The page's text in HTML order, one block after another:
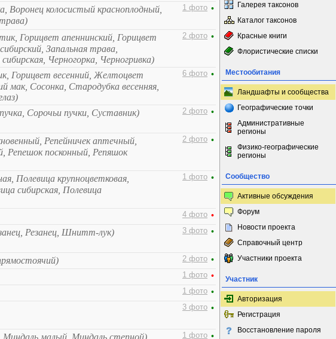
Воронец колосистый красноплодный,
1 фото •
Горицвет апеннинский, Горицвет
Запальная трава,
Черногорка, Черногривка)
2 фото •
Горицвет весенний, Желтоцвет
мак, Сосонка, Стародубка весенняя,
6 фото •
Сорочьи пучки, Суставник) 2 фото •
Репейничек аптечный,
Репешок посконный, Репяшок
2 фото •
Полевица крупноцветковая,
сибирская, Полевица
1 фото •
4 фото •
Резанец, Шнитт-лук) 3 фото •
2 фото •
1 фото •
1 фото •
3 фото •
Миндаль малый, Миндаль степной) 1 фото •
Галерея таксонов
Каталог таксонов
Красные книги
Флористические списки
Местообитания
Ландшафты и сообщества
Географические точки
Административные
регионы
Физико-географические
регионы
Сообщество
Активные обсуждения
Форум
Новости проекта
Справочный центр
Участники проекта
Участник
Авторизация
Регистрация
Восстановление пароля